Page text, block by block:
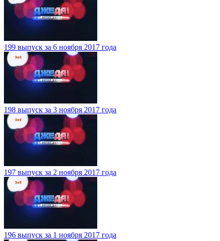
199 выпуск за 6 ноября 2017 года
198 выпуск за 3 ноября 2017 года
197 выпуск за 2 ноября 2017 года
196 выпуск за 1 ноября 2017 года